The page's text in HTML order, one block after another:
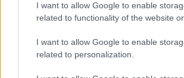
I want to allow Google to enable
related to functionality of the website or
I want to allow Google to enable
related to personalization.